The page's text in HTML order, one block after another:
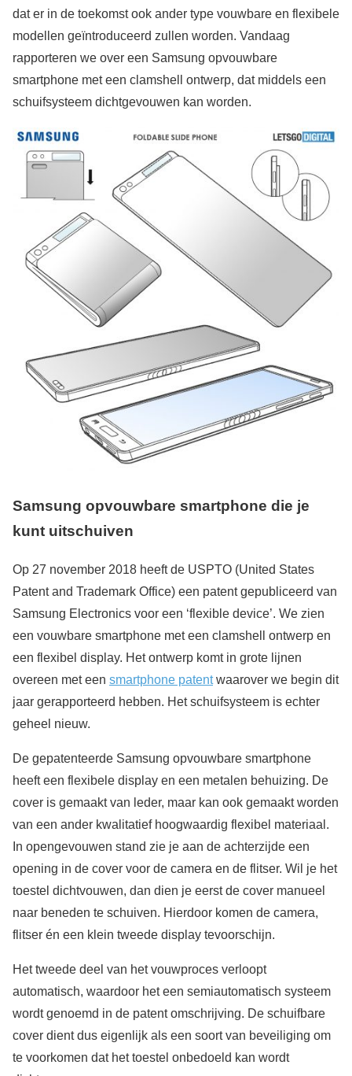
dat er in de toekomst ook ander type vouwbare en flexibele
modellen geïntroduceerd zullen worden. Vandaag
rapporteren we over een Samsung opvouwbare
smartphone met een clamshell ontwerp, dat middels een
schuifsysteem dichtgevouwen kan worden.
Samsung opvouwbare smartphone die je
kunt uitschuiven
Op 27 november 2018 heeft de USPTO (United States
Patent and Trademark Office) een patent gepubliceerd van
Samsung Electronics voor een ‘flexible device’. We zien
een vouwbare smartphone met een clamshell ontwerp en
een flexibel display. Het ontwerp komt in grote lijnen
overeen met een smartphone patentwaarover we begin dit
jaar gerapporteerd hebben. Het schuifsysteem is echter
geheel nieuw.
De gepatenteerde Samsung opvouwbare smartphone
heeft een flexibele display en een metalen behuizing. De
cover is gemaakt van leder, maar kan ook gemaakt worden
van een ander kwalitatief hoogwaardig flexibel materiaal.
In opengevouwen stand zie je aan de achterzijde een
opening in de cover voor de camera en de flitser. Wil je het
toestel dichtvouwen, dan dien je eerst de cover manueel
naar beneden te schuiven. Hierdoor komen de camera,
flitser én een klein tweede display tevoorschijn.
Het tweede deel van het vouwproces verloopt
automatisch, waardoor het een semiautomatisch systeem
wordt genoemd in de patent omschrijving. De schuifbare
cover dient dus eigenlijk als een soort van beveiliging om
te voorkomen dat het toestel onbedoeld kan wordt